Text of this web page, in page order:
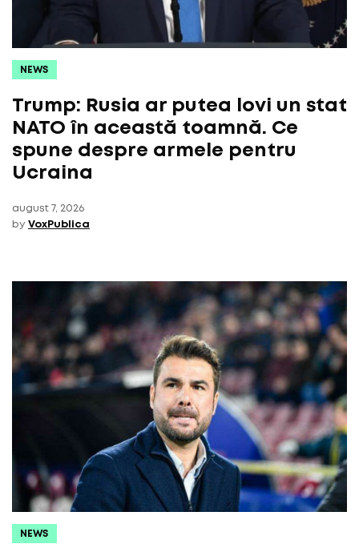
NEWS
Trump: Rusia ar putea lovi un stat
NATO în această toamnă. Ce
spune despre armele pentru
Ucraina
august 7, 2026
by VoxPublica
NEWS